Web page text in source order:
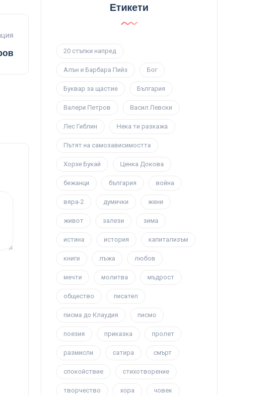
Етикети
20 стъпки напред
Алън и Барбара Пийз Бог
Буквар за щастие България
Валери Петров Васил Левски
Лес Гиблин Нека ти разкажа
Пътят на самозависимостта
Хорхе Букай Ценка Докова
бежанци българия война
вяра-2 думички жени
живот залези зима
истина история капитализъм
книги лъжа любов
мечти молитва мъдрост
общество писател
писма до Клаудия писмо
поезия приказка пролет
размисли сатира смърт
спокойствие стихотворение
творчество хора човек